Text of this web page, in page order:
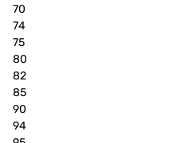
70
74
75
80
82
85
90
94